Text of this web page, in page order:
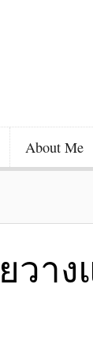
About Me
วา